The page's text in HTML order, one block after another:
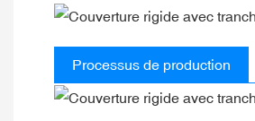
Processus de production